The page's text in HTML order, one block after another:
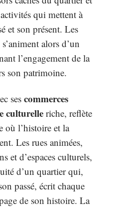
qui mettent à
et son présent. Les
alors d’un
l’engagement de la
son patrimoine.
ses commerces
culturelle riche, reflète
où l’histoire et la
Les rues animées,
et d’espaces culturels,
d’un quartier qui,
passé, écrit chaque
de son histoire. La